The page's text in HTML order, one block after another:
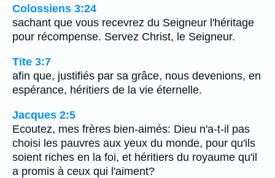
Colossiens 3:24
sachant que vous recevrez du Seigneur l'héritage
pour récompense. Servez Christ, le Seigneur.
Tite 3:7
afin que, justifiés par sa grâce, nous devenions, en
espérance, héritiers de la vie éternelle.
Jacques 2:5
Ecoutez, mes frères bien-aimés: Dieu n'a-t-il pas
choisi les pauvres aux yeux du monde, pour qu'ils
soient riches en la foi, et héritiers du royaume qu'il
a promis à ceux qui l'aiment?